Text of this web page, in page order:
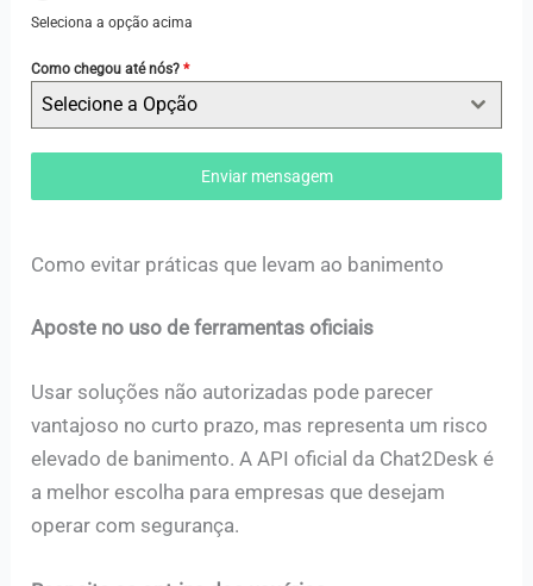
Seleciona a opção acima
Como chegou até nós?*
Selecione a Opção
Enviar mensagem
Como evitar práticas que levam ao banimento
Aposte no uso de ferramentas oficiais
Usar soluções não autorizadas pode parecer
vantajoso no curto prazo, mas representa um risco
elevado de banimento. A API oficial da Chat2Desk é
a melhor escolha para empresas que desejam
operar com segurança.